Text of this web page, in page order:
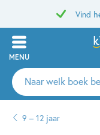
Vind
MENU
Zoeken
naar
auteurs
9 – 12 jaar